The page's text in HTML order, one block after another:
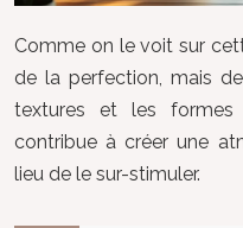
Comme on le voit sur
de la perfection, mais
textures et les formes
contribue à créer une
lieu de le sur-stimuler.